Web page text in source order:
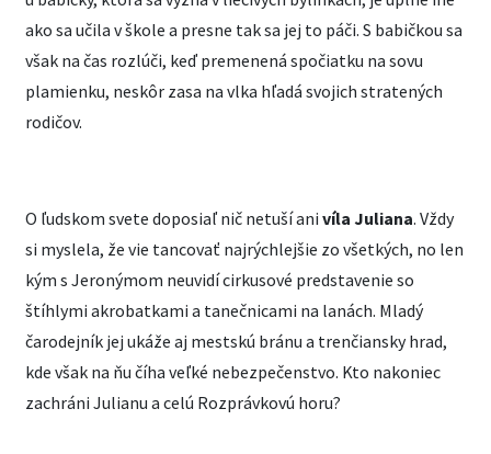
ako sa učila v škole a presne tak sa jej to páči. S babičkou sa
však na čas rozlúči, keď premenená spočiatku na sovu
plamienku, neskôr zasa na vlka hľadá svojich stratených
rodičov.
O ľudskom svete doposiaľ nič netuší ani víla Juliana. Vždy
si myslela, že vie tancovať najrýchlejšie zo všetkých, no len
kým s Jeronýmom neuvidí cirkusové predstavenie so
štíhlymi akrobatkami a tanečnicami na lanách. Mladý
čarodejník jej ukáže aj mestskú bránu a trenčiansky hrad,
kde však na ňu číha veľké nebezpečenstvo. Kto nakoniec
zachráni Julianu a celú Rozprávkovú horu?